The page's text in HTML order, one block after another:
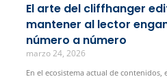
El arte del cliffhanger
mantener al lector
número a número
marzo 24, 2026
En el ecosistema actual de